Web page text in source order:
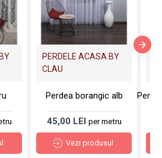
PERDELE ACASA BY
CLAU
Perdea borangic alb
45,00 LEI per metru
Vezi produsul